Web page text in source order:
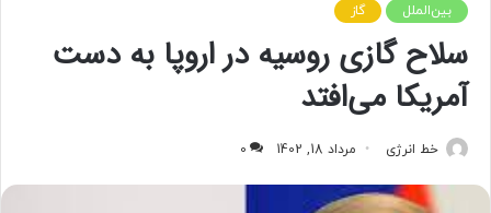
بین‌الملل گاز
سلاح گازی روسیه در اروپا به دست
آمریکا می‌افتد
خط انرژی مرداد 18, 1402 0